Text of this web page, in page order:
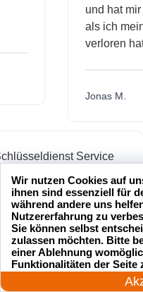
und
als ich
Jonas M.
Service
und hat
schnell geöffnet. Ich
empfehlen.
24 Stunden am Tag
Wir nutzen Cookies auf
ihnen sind essenziell für
während andere uns
Nutzererfahrung zu
Sie können selbst
zulassen möchten. Bitte
einer Ablehnung
Funktionalitäten der Seite